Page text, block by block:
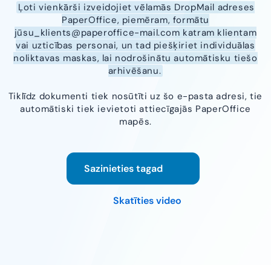
Ļoti vienkārši izveidojiet vēlamās DropMail adreses
PaperOffice, piemēram, formātu
jūsu_klients@paperoffice-mail.com katram klientam
vai uzticības personai, un tad piešķiriet individuālas
noliktavas maskas, lai nodrošinātu automātisku tiešo
arhivēšanu.
Tiklīdz dokumenti tiek nosūtīti uz šo e-pasta adresi, tie
automātiski tiek ievietoti attiecīgajās PaperOffice
mapēs.
Sazinieties tagad
Skatīties video